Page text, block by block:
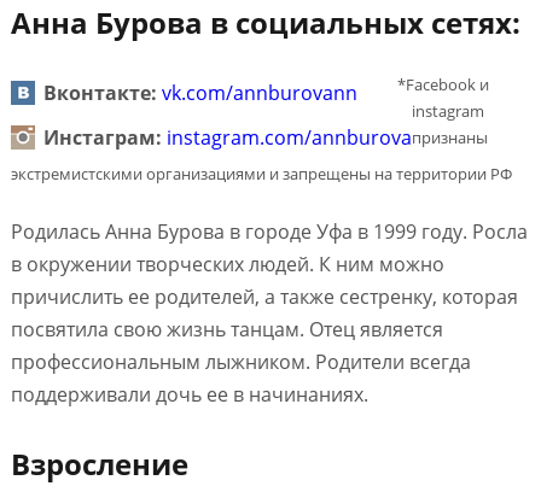
Анна Бурова в социальных сетях:
Вконтакте: vk.com/annburovann
Инстаграм: instagram.com/annburova
*Facebook и
instagram
признаны
экстремистскими организациями и запрещены на территории РФ
Родилась Анна Бурова в городе Уфа в 1999 году. Росла
в окружении творческих людей. К ним можно
причислить ее родителей, а также сестренку, которая
посвятила свою жизнь танцам. Отец является
профессиональным лыжником. Родители всегда
поддерживали дочь ее в начинаниях.
Взросление